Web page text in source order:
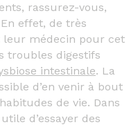
rassurez-vous,
effet, de très
leur médecin pour cet
troubles digestifs
intestinale. La
d’en venir à bout
de vie. Dans
d’essayer des